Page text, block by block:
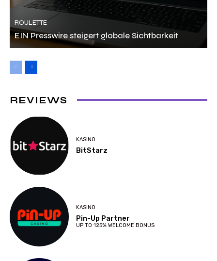
ROULETTE
EIN Presswire steigert globale Sichtbarkeit
REVIEWS
KASINO
BitStarz
KASINO
Pin-Up Partner
UP TO 125% WELCOME BONUS